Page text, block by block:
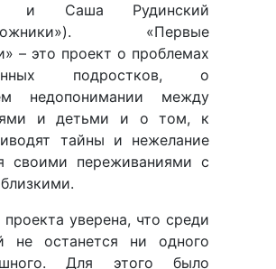
и Саша Рудинский
«Первые
– это проект о проблемах
подростков, о
недопонимании между
и детьми и о том, к
тайны и нежелание
своими переживаниями с
уверена, что среди
не останется ни одного
Для этого было